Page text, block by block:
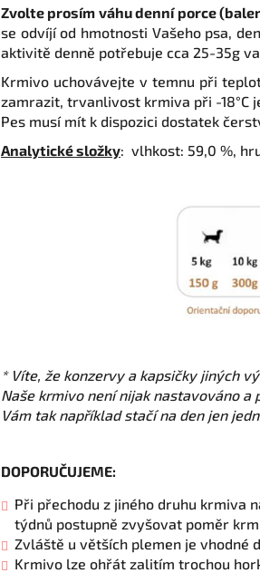
Zvolte prosím váhu denní porce
se odvíjí od hmotnosti Vašeho psa,
aktivitě denně potřebuje cca 25-35g
Krmivo uchovávejte v temnu při
zamrazit, trvanlivost krmiva při -18°C
Pes musí mít k dispozici dostatek
Analytické složky: vlhkost: 59,0 %,
* Víte, že konzervy a kapsičky jiných
Naše krmivo není nijak nastavováno
Vám tak například stačí na den jen
DOPORUČUJEME:
Při přechodu z jiného druhu krmiva
týdnů postupně
Zvláště u větších plemen je
Krmivo lze ohřát zalitím trochou